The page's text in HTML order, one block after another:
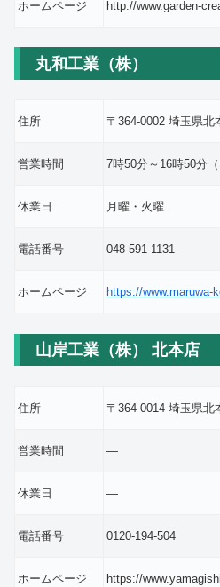
ホームページ http://www.garden-
丸和工業（株）
住所 〒364-0002 埼玉県
営業時間 7時50分～16時50分
休業日 月曜・火曜
電話番号 048-591-1131
ホームページ https://www.maruwa-
山岸工業（株） 北本店
住所 〒364-0014 埼玉県
営業時間 ―
休業日 ―
電話番号 0120-194-504
ホームページ https://